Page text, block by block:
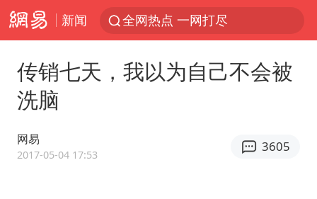
新闻 全网热点 一网打尽
传销七天，我以为自己不会被
洗脑
网易
2017-05-04 17:53
3605